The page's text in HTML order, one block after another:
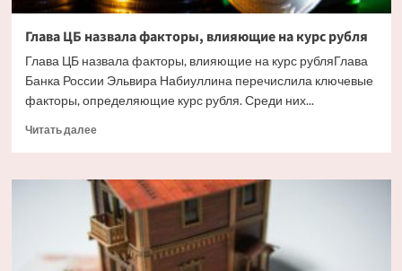
Глава ЦБ назвала факторы, влияющие на курс рубля
Глава ЦБ назвала факторы, влияющие на курс рубляГлава
Банка России Эльвира Набиуллина перечислила ключевые
факторы, определяющие курс рубля. Среди них...
Читать далееПрочитать
Глава
ЦБ
назвала
факторы,
влияющие
на